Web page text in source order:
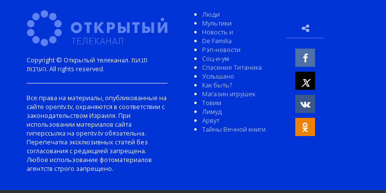
Copyright © Открытый телеканал. תנועת
הערבות. All rights reserved.
Все права на материалы, опубликованные на
сайте opentv.tv, охраняются в соответствии с
законодательством Израиля. При
использовании материалов сайта
гиперссылка на opentv.tv обязательна.
Перепечатка эксклюзивных статей без
согласования с редакцией запрещена.
Любое использование фотоматериалов
агентств строго запрещено.
Люди
Мультики
Новость и
De Familia
Рэп-новости
Соц-и-ум
Спасение Титаника
Услышано
Как быть?
Магазин игрушек
Товим
Лимуд
Арвут
Тайны Вечной книги